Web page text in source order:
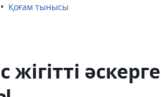
Қоғам тынысы
жігітті